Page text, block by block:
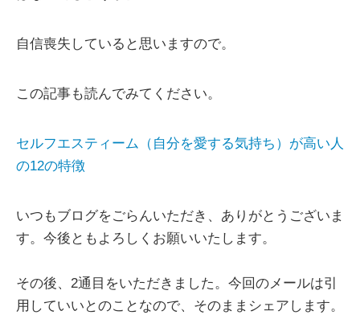
自信喪失していると思いますので。
この記事も読んでみてください。
セルフエスティーム（自分を愛する気持ち）が高い人
の12の特徴
いつもブログをごらんいただき、ありがとうございま
す。今後ともよろしくお願いいたします。
その後、2通目をいただきました。今回のメールは引
用していいとのことなので、そのままシェアします。